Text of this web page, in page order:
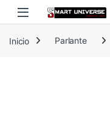
Skip to navigation
Skip to content
Inicio Parlante